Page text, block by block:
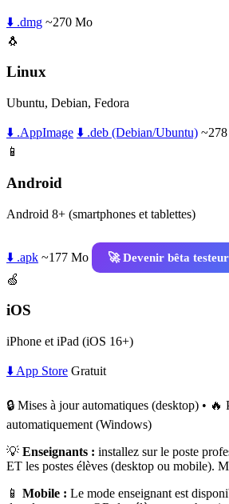
⬇️ .dmg ~270 Mo
🐧
Linux
Ubuntu, Debian, Fedora
⬇️ .AppImage ⬇️ .deb (Debian/Ubuntu)
📱
Android
Android 8+ (smartphones et tablettes)
⬇️ .apk ~177 Mo
🚀 Devenir bêta
🍏
iOS
iPhone et iPad (iOS 16+)
⬇️ App Store Gratuit
🔒 Mises à jour automatiques (desktop) • 🔥
automatiquement (Windows)
💡 Enseignants : installez sur le poste
ET les postes élèves (desktop ou mobile).
📱 Mobile : Le mode enseignant est